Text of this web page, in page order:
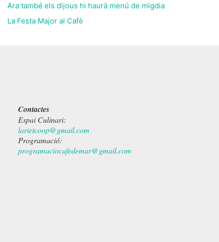
Ara també els dijous hi haurà menú de migdia
La Festa Major al Cafè
Contactes
Espai Culinari:
larietcoop@gmail.com
Programació:
programaciocafedemar@gmail.com